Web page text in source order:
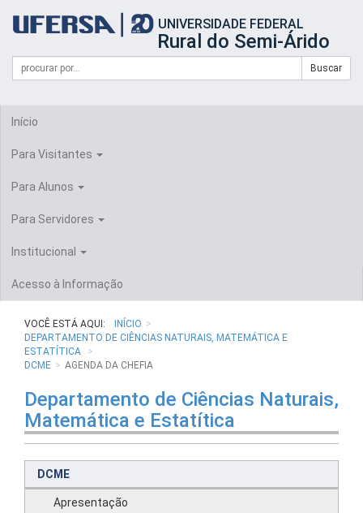
portal
UFERSA
UNIVERSIDADE FEDERAL
Rural do Semi-Árido
Formulário
Busca
Campo
de
Buscar
Início
Para Visitantes
Para Alunos
Para Servidores
Institucional
Acesso à Informação
VOCÊ ESTÁ AQUI:
INÍCIO
DEPARTAMENTO DE CIÊNCIAS NATURAIS, MATEMÁTICA E
ESTATÍTICA
DCME
AGENDA DA CHEFIA
Departamento de Ciências Naturais,
Matemática e Estatítica
DCME
Apresentação